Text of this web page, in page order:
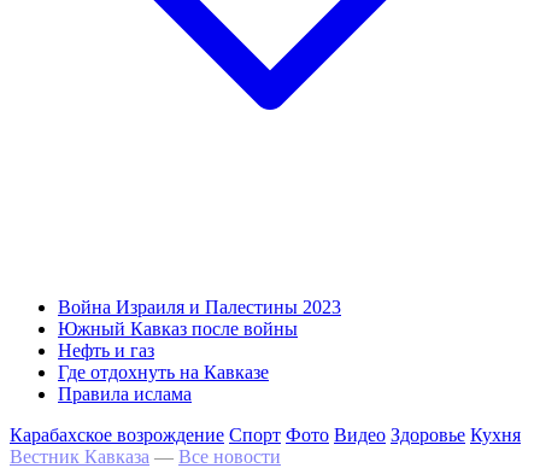
Война Израиля и Палестины 2023
Южный Кавказ после войны
Нефть и газ
Где отдохнуть на Кавказе
Правила ислама
Карабахское возрождение Спорт Фото Видео Здоровье Кухня
Вестник Кавказа — Все новости